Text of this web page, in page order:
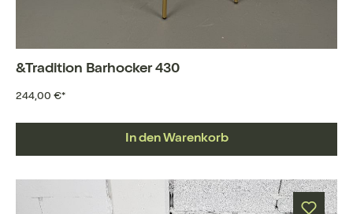
&Tradition Barhocker 430
244,00 €*
In den Warenkorb